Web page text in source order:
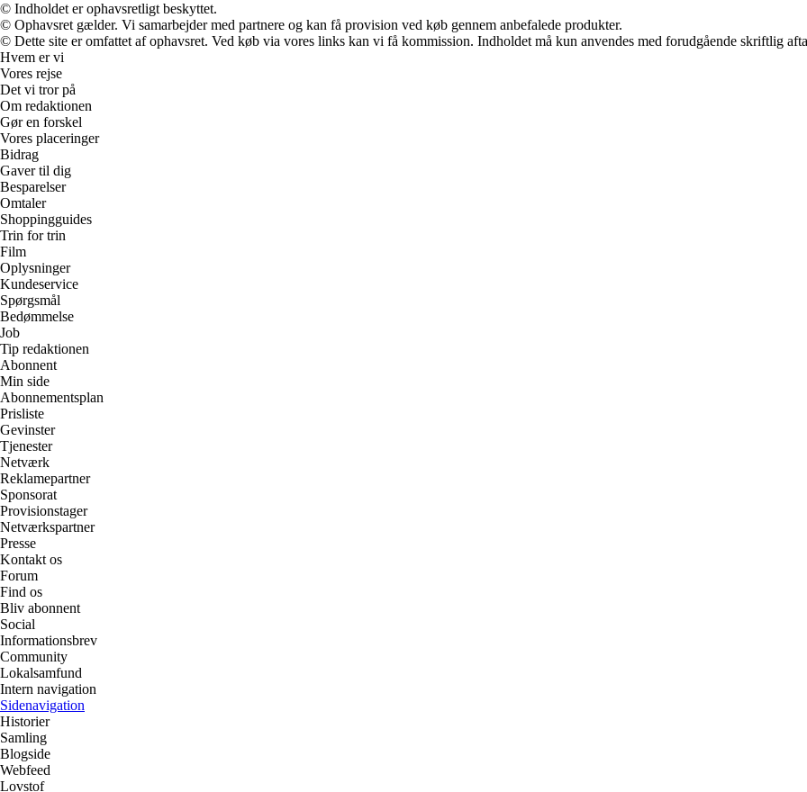
© Indholdet er ophavsretligt beskyttet.
© Ophavsret gælder. Vi samarbejder med partnere og kan få provision ved køb gennem anbefalede produkter.
© Dette site er omfattet af ophavsret. Ved køb via vores links kan vi få kommission. Indholdet må kun anvendes med forudgående skriftlig
Hvem er vi
Vores rejse
Det vi tror på
Om redaktionen
Gør en forskel
Vores placeringer
Bidrag
Gaver til dig
Besparelser
Omtaler
Shoppingguides
Trin for trin
Film
Oplysninger
Kundeservice
Spørgsmål
Bedømmelse
Job
Tip redaktionen
Abonnent
Min side
Abonnementsplan
Prisliste
Gevinster
Tjenester
Netværk
Reklamepartner
Sponsorat
Provisionstager
Netværkspartner
Presse
Kontakt os
Forum
Find os
Bliv abonnent
Social
Informationsbrev
Community
Lokalsamfund
Intern navigation
Sidenavigation
Historier
Samling
Blogside
Webfeed
Lovstof